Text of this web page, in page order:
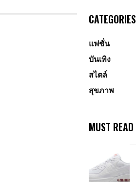
CATEGORIES
แฟชั่น
บันเทิง
สไตล์
สุขภาพ
MUST READ